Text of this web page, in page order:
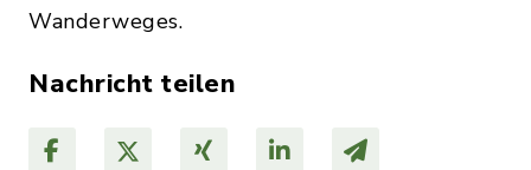
Wanderweges.
Nachricht teilen